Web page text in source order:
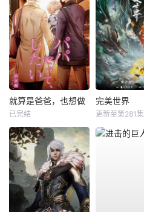
就算是爸爸，也想做
已完结
完美世界
更新至第281集